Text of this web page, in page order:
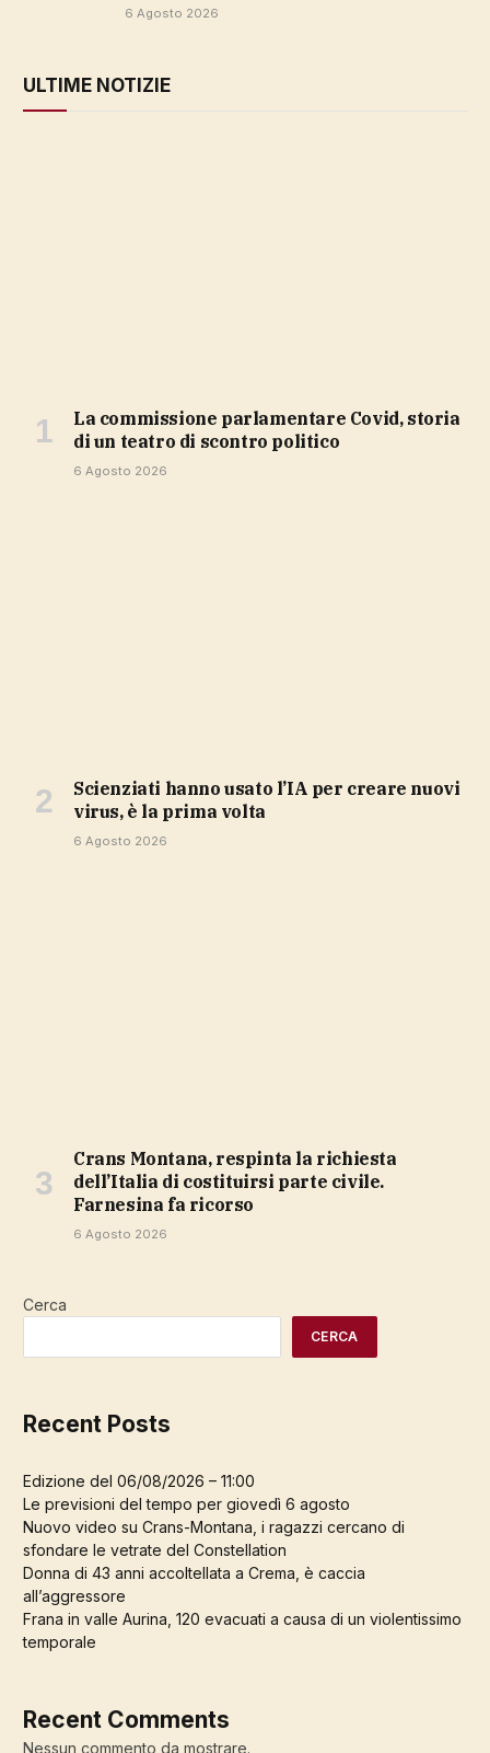
6 Agosto 2026
ULTIME NOTIZIE
La commissione parlamentare Covid, storia
di un teatro di scontro politico
6 Agosto 2026
Scienziati hanno usato l’IA per creare nuovi
virus, è la prima volta
6 Agosto 2026
Crans Montana, respinta la richiesta
dell’Italia di costituirsi parte civile.
Farnesina fa ricorso
6 Agosto 2026
Cerca
CERCA
Recent Posts
Edizione del 06/08/2026 – 11:00
Le previsioni del tempo per giovedì 6 agosto
Nuovo video su Crans-Montana, i ragazzi cercano di
sfondare le vetrate del Constellation
Donna di 43 anni accoltellata a Crema, è caccia
all’aggressore
Frana in valle Aurina, 120 evacuati a causa di un violentissimo
temporale
Recent Comments
Nessun commento da mostrare.